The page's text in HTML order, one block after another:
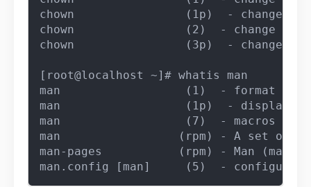
chown                (1p)  - change the
chown                (2)  - change
chown                (3p)  - change
[root@localhost ~]# whatis man
man                  (1)  - format and
man                  (1p)  - display
man                  (7)  - macros to
man                 (rpm) - A set of
man-pages           (rpm) - Man